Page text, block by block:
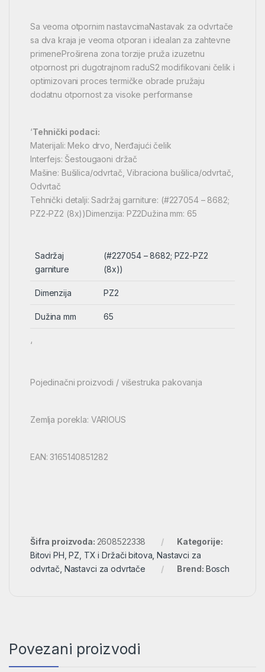
Sa veoma otpornim nastavcimaNastavak za odvrtače
sa dva kraja je veoma otporan i idealan za zahtevne
primeneProširena zona torzije pruža izuzetnu
otpornost pri dugotrajnom raduS2 modifikovani čelik i
optimizovani proces termičke obrade pružaju
dodatnu otpornost za visoke performanse
‘Tehnički podaci:
Materijali: Meko drvo, Nerđajući čelik
Interfejs: Šestougaoni držač
Mašine: Bušilica/odvrtač, Vibraciona bušilica/odvrtač,
Odvrtač
Tehnički detalji: Sadržaj garniture: (#227054 – 8682;
PZ2-PZ2 (8x))Dimenzija: PZ2Dužina mm: 65
Sadržaj
garniture
(#227054 – 8682; PZ2-PZ2
(8x))
Dimenzija PZ2
Dužina mm 65
‘
Pojedinačni proizvodi / višestruka pakovanja
Zemlja porekla: VARIOUS
EAN: 3165140851282
Šifra proizvoda: 2608522338
Kategorije:
Bitovi PH, PZ, TX i Držači bitova ,Nastavci za
odvrtač Nastavci za odvrtače Brend: Bosch
Povezani proizvodi